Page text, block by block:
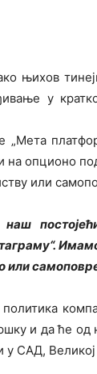
њихов
у
„Мета
на опционо
или
или
и да ће
САД,